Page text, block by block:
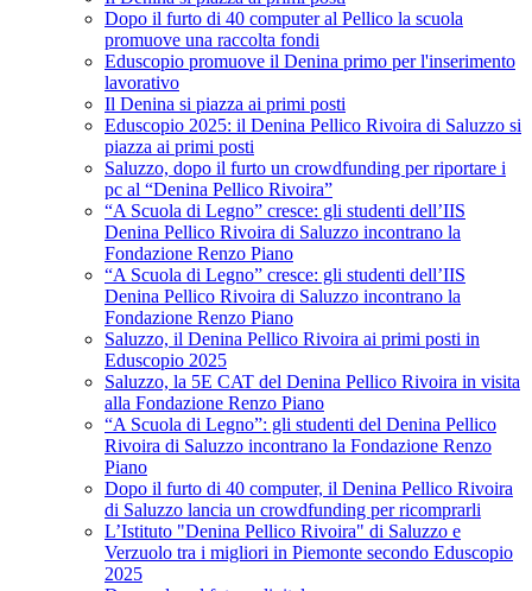
Dopo il furto di 40 computer al Pellico la scuola
promuove una raccolta fondi
Eduscopio promuove il Denina primo per l'inserimento
lavorativo
Il Denina si piazza ai primi posti
Eduscopio 2025: il Denina Pellico Rivoira di Saluzzo si
piazza ai primi posti
Saluzzo, dopo il furto un crowdfunding per riportare i
pc al “Denina Pellico Rivoira”
“A Scuola di Legno” cresce: gli studenti dell’IIS
Denina Pellico Rivoira di Saluzzo incontrano la
Fondazione Renzo Piano
“A Scuola di Legno” cresce: gli studenti dell’IIS
Denina Pellico Rivoira di Saluzzo incontrano la
Fondazione Renzo Piano
Saluzzo, il Denina Pellico Rivoira ai primi posti in
Eduscopio 2025
Saluzzo, la 5E CAT del Denina Pellico Rivoira in visita
alla Fondazione Renzo Piano
“A Scuola di Legno”: gli studenti del Denina Pellico
Rivoira di Saluzzo incontrano la Fondazione Renzo
Piano
Dopo il furto di 40 computer, il Denina Pellico Rivoira
di Saluzzo lancia un crowdfunding per ricomprarli
L’Istituto "Denina Pellico Rivoira" di Saluzzo e
Verzuolo tra i migliori in Piemonte secondo Eduscopio
2025